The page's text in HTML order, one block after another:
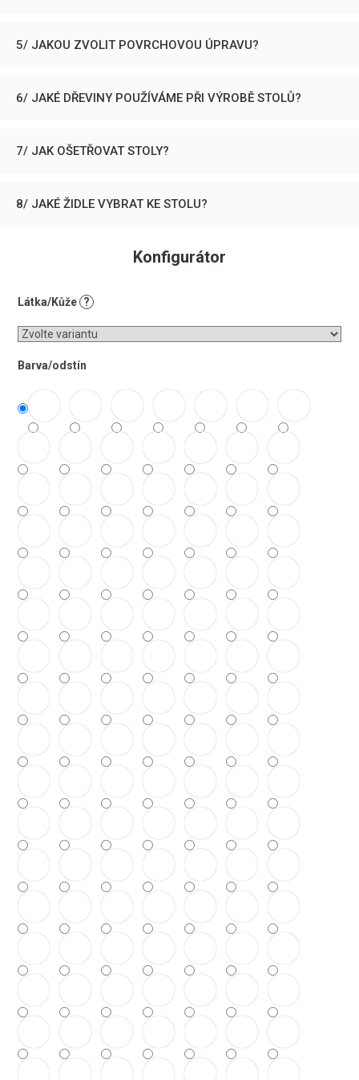
5/ JAKOU ZVOLIT POVRCHOVOU ÚPRAVU?
6/ JAKÉ DŘEVINY POUŽÍVÁME PŘI VÝROBĚ STOLŮ?
7/ JAK OŠETŘOVAT STOLY?
8/ JAKÉ ŽIDLE VYBRAT KE STOLU?
Konfigurátor
Látka/Kůže ?
Barva/odstín